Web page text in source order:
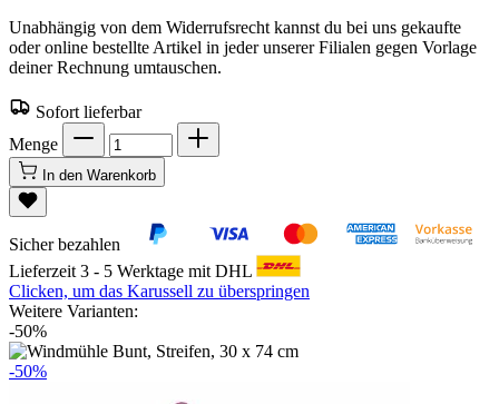
Unabhängig von dem Widerrufsrecht kannst du bei uns gekaufte
oder online bestellte Artikel in jeder unserer Filialen gegen Vorlage
deiner Rechnung umtauschen.
Sofort lieferbar
Menge
In den Warenkorb
Sicher bezahlen
Lieferzeit 3 - 5 Werktage mit DHL
Clicken, um das Karussell zu überspringen
Weitere Varianten:
-50%
-50%